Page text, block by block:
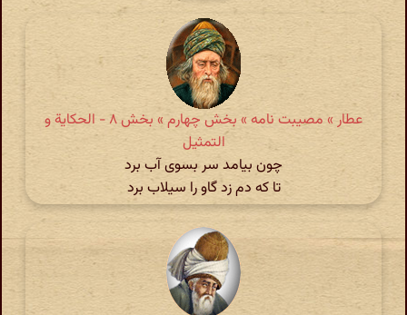
عطار » مصیبت نامه » بخش چهارم » بخش ۸ - الحكایة و
التمثیل
چون بیامد سر بسوی آب برد
تا که دم زد گاو را سیلاب برد